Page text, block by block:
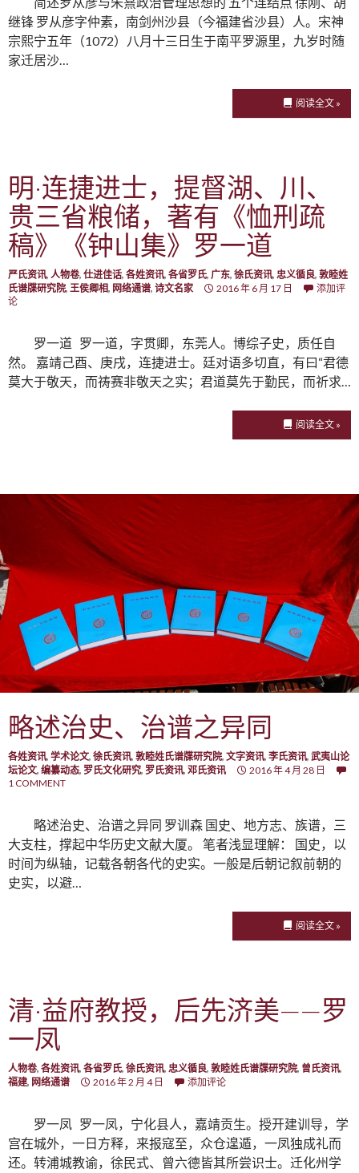
继锋 罗从彦字仲素，南剑州沙县（今福建省沙县）人。宋神
宗熙宁五年（1072）八月十三日生于南平罗源里，九岁时随
家迁居沙…
阅读全文 »
明·连捷进士，提督湖、川、
贵三省粮储，著有《恤刑疏
稿》《钟山集》罗一道
严氏资讯, 人物卷, 仕进佳话, 各姓资讯, 各省罗氏, 广东, 徐氏资讯, 忠义循良, 敦睦姓
氏谱牒研究院, 王侯卿相, 网络通谱, 诗文名家 2016 年 6 月 17 日
添加评
论
罗一道 罗一道，字贯卿，东莞人。博综子史，质任自
然。 嘉靖己酉、庚戌，连捷进士。廷对语多切直，有曰“君德
莫大于敬天，而祷赛非敬天之实；君道莫先于勤民，而祈求…
阅读全文 »
略述治史、治谱之异同
各姓资讯, 学术论文, 徐氏资讯, 敦睦姓氏谱牒研究院, 文字资讯, 李氏资讯, 武夷山论
坛论文, 编纂动态, 罗氏文化研究, 罗氏资讯, 邓氏资讯
2016 年 4 月 28 日
1 COMMENT
略述治史、治谱之异同 罗训森 国史、地方志、族谱，三
大支柱，撑起中华历史文献大厦。 笔者浅显理解： 国史，以
时间为纵轴，记载各朝各代的史实。一般是后朝记叙前朝的
史实，以避…
阅读全文 »
清·益府教授，后先济美——罗
一凤
人物卷, 各姓资讯, 各省罗氏, 徐氏资讯, 忠义循良, 敦睦姓氏谱牒研究院, 曾氏资讯,
福建, 网络通谱 2016 年 2 月 4 日 添加评论
罗一凤 罗一凤，宁化县人，嘉靖贡生。授开建训导，学
宫在城外，一日方释，来报寇至，众仓遑遁，一凤独成礼而
还。转浦城教谕，徐民式、曾六德皆其所尝识士。迁化州学